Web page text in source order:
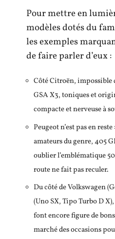
Pour mettre en
modèles dotés du
les exemples
de faire parler d’eux :
Côté Citroën, impossible
GSA X3, toniques et
compacte et nerveuse à
Peugeot n’est pas en
amateurs du genre, 405
oublier l’emblématique
route ne fait pas reculer.
Du côté de Volkswagen
(Uno SX, Tipo Turbo D
font encore figure de
marché des occasions